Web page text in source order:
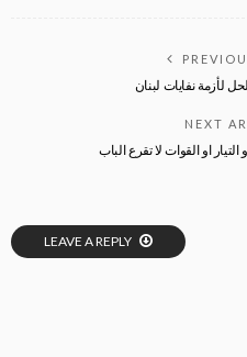
لأزمة نفايات لبنان
NEXT
LEAVE A REPLY